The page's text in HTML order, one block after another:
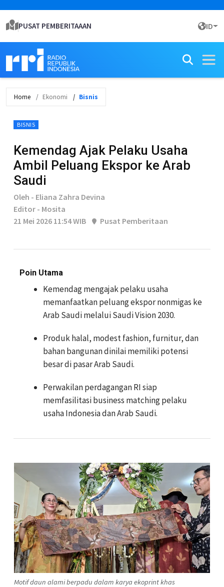
PUSAT PEMBERITAAAN ID
Home Ekonomi Bisnis
BISNIS
Kemendag Ajak Pelaku Usaha
Ambil Peluang Ekspor ke Arab
Saudi
Oleh - Eliana Zahra Devina
Editor - Mosita
21 Mei 2026 11:54 WIB
Pusat Pemberitaan
Poin Utama
Kemendag mengajak pelaku usaha
memanfaatkan peluang ekspor nonmigas ke
Arab Saudi melalui Saudi Vision 2030.
Produk halal, modest fashion, furnitur, dan
bahan bangunan dinilai memiliki potensi
besar di pasar Arab Saudi.
Perwakilan perdagangan RI siap
memfasilitasi business matching pelaku
usaha Indonesia dan Arab Saudi.
Motif daun alami berpadu dalam karya ekoprint khas